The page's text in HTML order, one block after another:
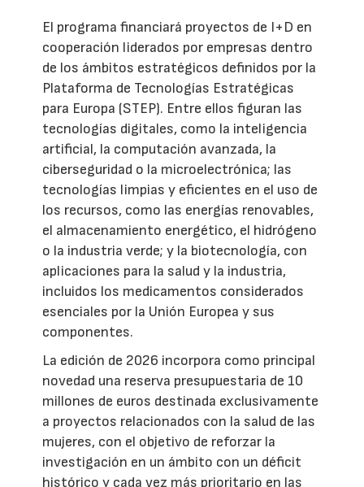
El programa financiará proyectos de I+D en
cooperación liderados por empresas dentro
de los ámbitos estratégicos definidos por la
Plataforma de Tecnologías Estratégicas
para Europa (STEP). Entre ellos figuran las
tecnologías digitales, como la inteligencia
artificial, la computación avanzada, la
ciberseguridad o la microelectrónica; las
tecnologías limpias y eficientes en el uso de
los recursos, como las energías renovables,
el almacenamiento energético, el hidrógeno
o la industria verde; y la biotecnología, con
aplicaciones para la salud y la industria,
incluidos los medicamentos considerados
esenciales por la Unión Europea y sus
componentes.
La edición de 2026 incorpora como principal
novedad una reserva presupuestaria de 10
millones de euros destinada exclusivamente
a proyectos relacionados con la salud de las
mujeres, con el objetivo de reforzar la
investigación en un ámbito con un déficit
histórico y cada vez más prioritario en las